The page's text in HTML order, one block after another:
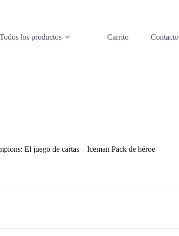
Todos los productos Carrito Contacto
El juego de cartas – Iceman Pack de héroe